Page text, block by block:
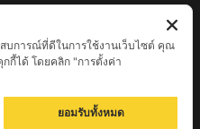
เพชรบูรณ์
เวฬุวัน อ.เชียงดาว
สบการณ์ที่ดีในการใช้งานเว็บไซต์ คุณ
กี้ได้ โดยคลิก "การตั้งค่า
ยอมรับทั้งหมด